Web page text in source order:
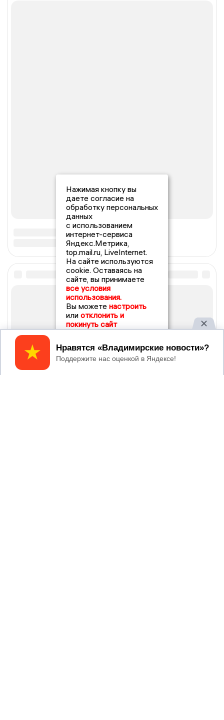
Нажимая кнопку вы
даете согласие на
обработку персональных
данных
с использованием
интернет-сервиса
Яндекс.Метрика,
top.mail.ru, LiveInternet.
На сайте используются
cookie. Оставаясь на
сайте, вы принимаете
все условия
использования.
Вы можете настроить
или отклонить и
покинуть сайт
Принять